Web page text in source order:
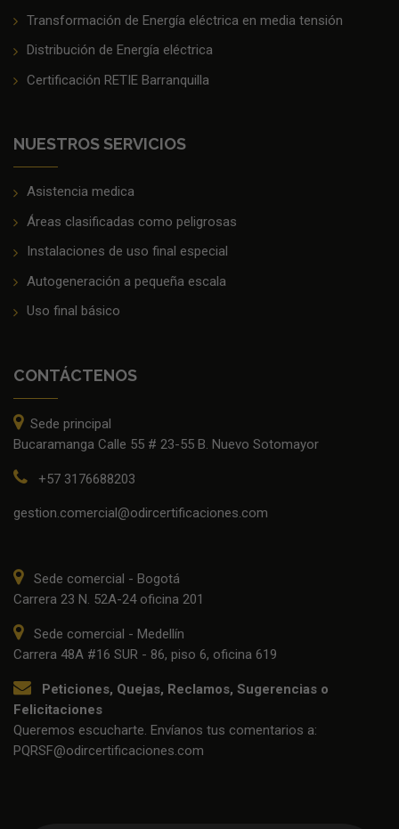
Transformación de Energía eléctrica en media tensión
Distribución de Energía eléctrica
Certificación RETIE Barranquilla
NUESTROS SERVICIOS
Asistencia medica
Áreas clasificadas como peligrosas
Instalaciones de uso final especial
Autogeneración a pequeña escala
Uso final básico
CONTÁCTENOS
Sede principal
Bucaramanga Calle 55 # 23-55 B. Nuevo Sotomayor
+57 3176688203
gestion.comercial@odircertificaciones.com
Sede comercial - Bogotá
Carrera 23 N. 52A-24 oficina 201
Sede comercial - Medellín
Carrera 48A #16 SUR - 86, piso 6, oficina 619
Peticiones, Quejas, Reclamos, Sugerencias o
Felicitaciones
Queremos escucharte. Envíanos tus comentarios a:
PQRSF@odircertificaciones.com